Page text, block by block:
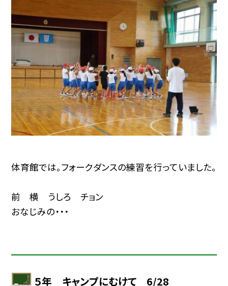
体育館では。フォークダンスの練習を行っていました。
前 横 うしろ チョン
おなじみの・・・
５年 キャンプにむけて 6/28